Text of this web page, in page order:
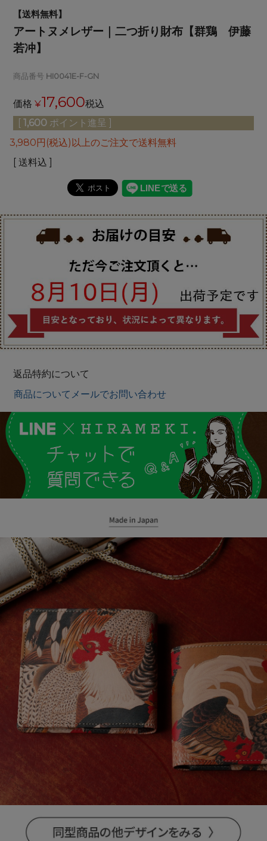
【送料無料】
アートヌメレザー｜二つ折り財布【群鶏 伊藤
若冲】
商品番号 HI0041E-F-GN
価格 ¥17,600税込
[ 1,600 ポイント進呈 ]
3,980円(税込)以上のご注文で送料無料
送料込
返品特約について
商品についてメールでお問い合わせ